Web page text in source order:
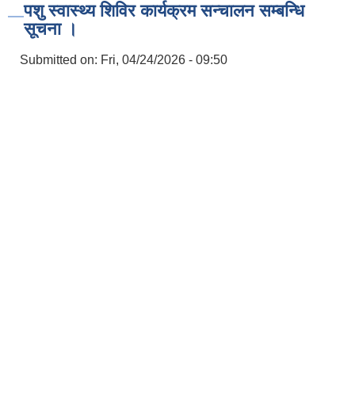
पशु स्वास्थ्य शिविर कार्यक्रम सन्चालन सम्बन्धि
सूचना ।
Submitted on: Fri, 04/24/2026 - 09:50